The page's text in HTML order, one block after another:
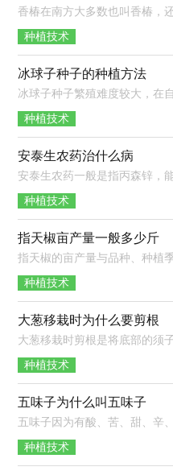
种植技术
冰球子种子的种植方法
种植技术
安泰生农药治什么病
种植技术
指天椒亩产量一般多少斤
种植技术
大葱移栽时为什么要剪根
种植技术
五味子为什么叫五味子
种植技术